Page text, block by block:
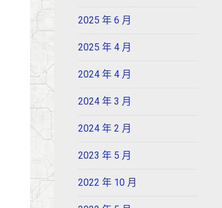
2025 年 6 月
2025 年 4 月
2024 年 4 月
2024 年 3 月
2024 年 2 月
2023 年 5 月
2022 年 10 月